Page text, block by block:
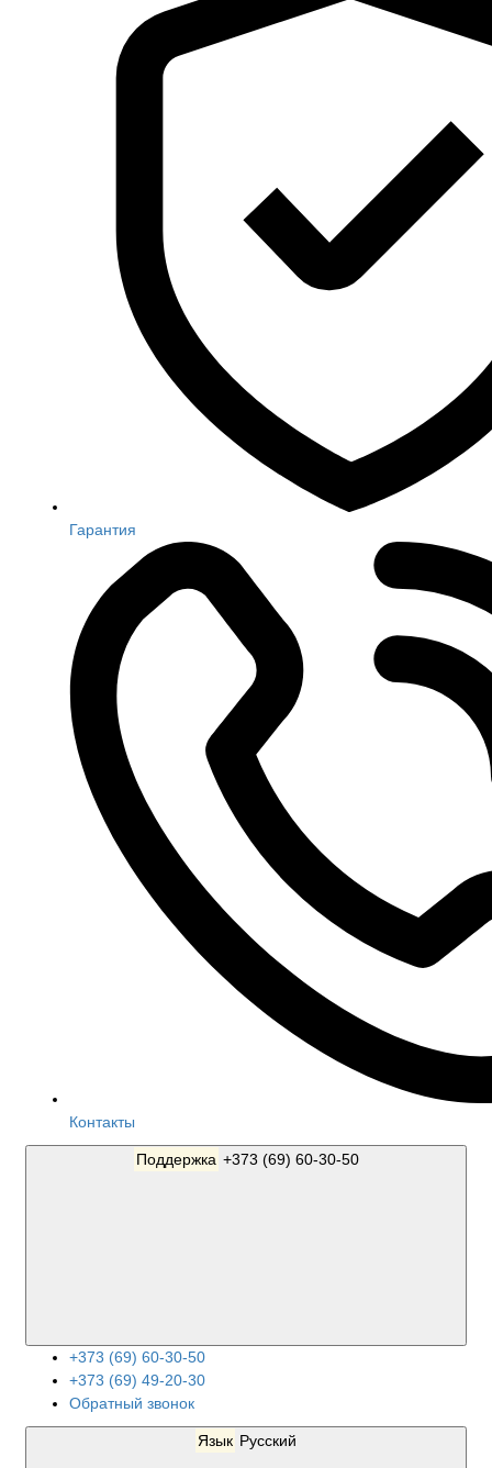
Гарантия
Контакты
Поддержка +373 (69) 60-30-50
+373 (69) 60-30-50
+373 (69) 49-20-30
Обратный звонок
Язык Русский